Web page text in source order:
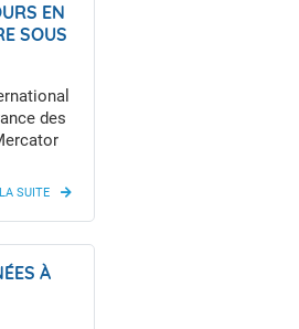
EN
SOUS
des
3
À